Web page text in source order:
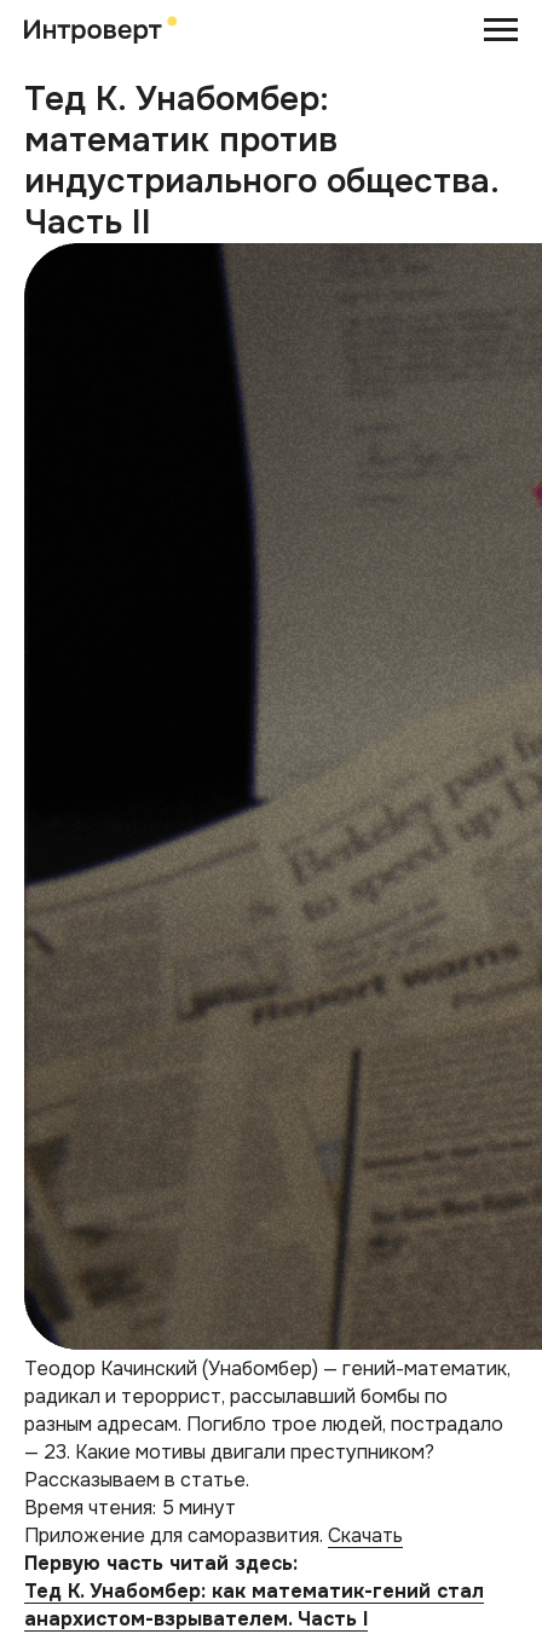
Тед К. Унабомбер:
математик против
индустриального общества.
Часть II
Теодор Качинский (Унабомбер) — гений-математик,
радикал и тероррист, рассылавший бомбы по
разным адресам. Погибло трое людей, пострадало
— 23. Какие мотивы двигали преступником?
Рассказываем в статье.
Время чтения: 5 минут
Приложение для саморазвития. Скачать
Первую часть читай здесь:
Тед К. Унабомбер: как математик-гений стал
анархистом-взрывателем. Часть I